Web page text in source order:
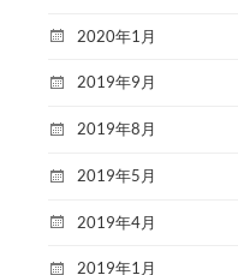
2020年1月
2019年9月
2019年8月
2019年5月
2019年4月
2019年1月